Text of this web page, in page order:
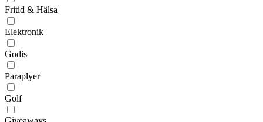
Fritid & Hälsa
Elektronik
Godis
Paraplyer
Golf